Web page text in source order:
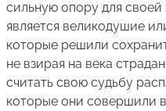
сильную опору для своей
является великодушие
которые решили
не взирая на века
считать свою судьбу
которые они совершили